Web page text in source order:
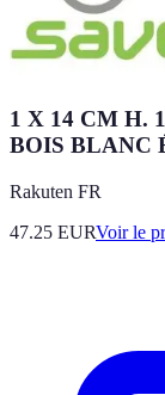
1 X 14 CM H.
BOIS BLANC
Rakuten FR
47.25 EURVoir le